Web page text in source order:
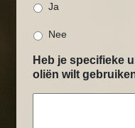
Ja
Nee
Heb je specifieke
oliën wilt